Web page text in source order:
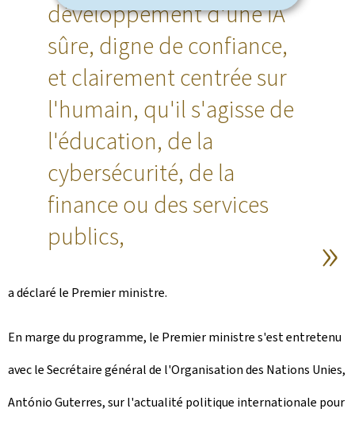
développement d'une IA
sûre, digne de confiance,
et clairement centrée sur
l'humain, qu'il s'agisse de
l'éducation, de la
cybersécurité, de la
finance ou des services
publics,
a déclaré le Premier ministre.
En marge du programme, le Premier ministre s'est entretenu
avec le Secrétaire général de l'Organisation des Nations Unies,
António Guterres, sur l'actualité politique internationale pour